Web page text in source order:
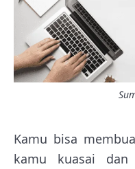
Kamu bisa
kamu kuasai dan